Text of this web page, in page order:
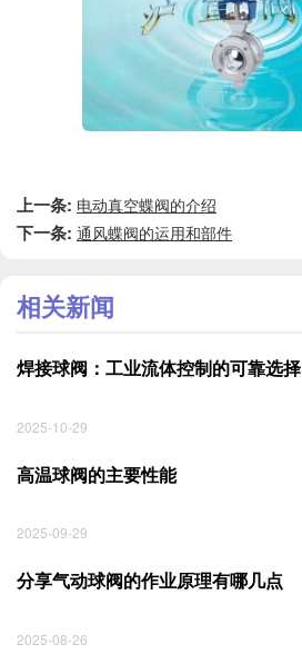
上一条: 电动真空蝶阀的介绍
下一条: 通风蝶阀的运用和部件
相关新闻
焊接球阀：工业流体控制的可靠选择
2025-10-29
高温球阀的主要性能
2025-09-29
分享气动球阀的作业原理有哪几点
2025-08-26